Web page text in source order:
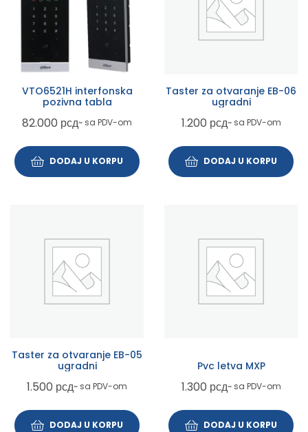
VTO6521H interfonska
pozivna tabla
82.000 рсд~ sa PDV-om
DODAJ U KORPU
Taster za otvaranje EB-06
ugradni
1.200 рсд~ sa PDV-om
DODAJ U KORPU
Taster za otvaranje EB-05
ugradni
1.500 рсд~ sa PDV-om
DODAJ U KORPU
Pvc letva MXP
1.300 рсд~ sa PDV-om
DODAJ U KORPU